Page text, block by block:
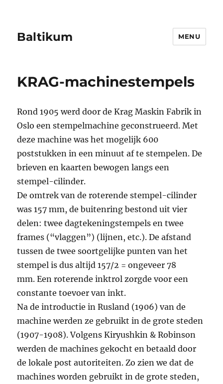
Baltikum MENU
KRAG-machinestempels
Rond 1905 werd door de Krag Maskin Fabrik in
Oslo een stempelmachine geconstrueerd. Met
deze machine was het mogelijk 600
poststukken in een minuut af te stempelen. De
brieven en kaarten bewogen langs een
stempel-cilinder.
De omtrek van de roterende stempel-cilinder
was 157 mm, de buitenring bestond uit vier
delen: twee dagtekeningstempels en twee
frames (“vlaggen”) (lijnen, etc.). De afstand
tussen de twee soortgelijke punten van het
stempel is dus altijd 157/2 = ongeveer 78
mm. Een roterende inktrol zorgde voor een
constante toevoer van inkt.
Na de introductie in Rusland (1906) van de
machine werden ze gebruikt in de grote steden
(1907-1908). Volgens Kiryushkin & Robinson
werden de machines gekocht en betaald door
de lokale post autoriteiten. Zo zien we dat de
machines worden gebruikt in de grote steden,